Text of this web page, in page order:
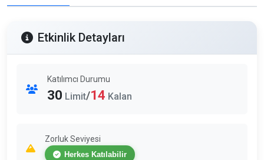
Etkinlik Detayları
Katılımcı Durumu
30 Limit/14 Kalan
Zorluk Seviyesi
Herkes Katılabilir